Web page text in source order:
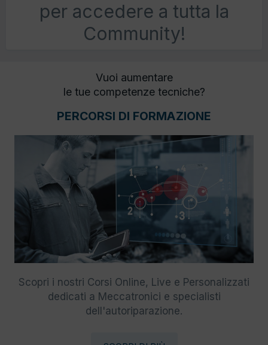
per accedere a tutta la
Community!
Vuoi aumentare
le tue competenze tecniche?
PERCORSI DI FORMAZIONE
Scopri i nostri Corsi Online, Live e Personalizzati
dedicati a Meccatronici e specialisti
dell'autoriparazione.